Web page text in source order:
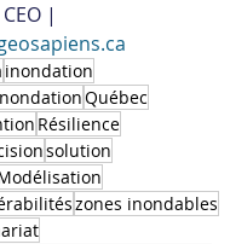
|
inondation
Québec
Résilience
solution
zones inondables